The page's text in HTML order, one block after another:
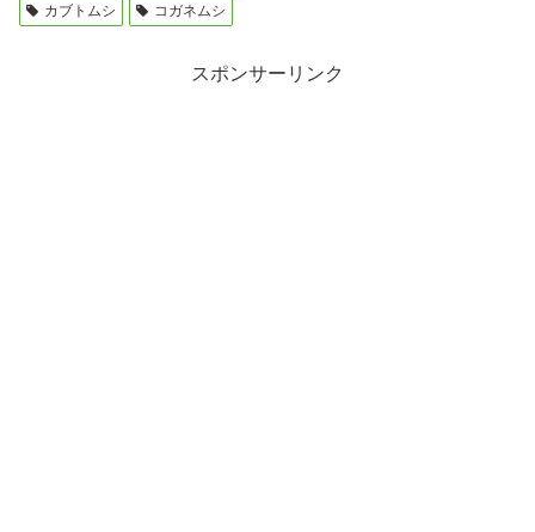
カブトムシ コガネムシ
スポンサーリンク